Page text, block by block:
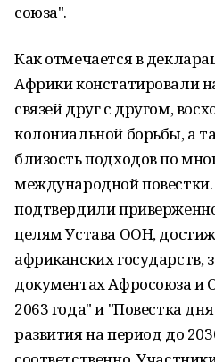
союза".
Как отмечается в
Африки констатировали
связей друг с другом,
колониальной борьбы, а
близость подходов по
международной
подтвердили
целям Устава ООН,
африканских государств,
документах Афросоюза и
2063 года" и "Повестка
развития на период до